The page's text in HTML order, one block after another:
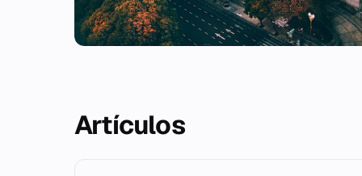
Artículos